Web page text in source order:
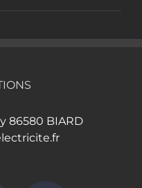
86580 BIARD